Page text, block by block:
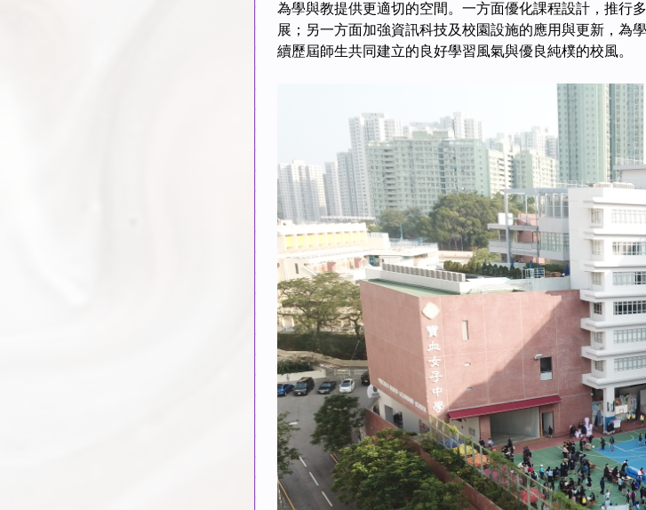
為學與教提供更適切的空間。一方面優化課程設計，推行
展；另一方面加強資訊科技及校園設施的應用與更新，為
續歷屆師生共同建立的良好學習風氣與優良純樸的校風。